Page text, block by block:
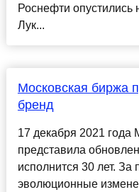
Роснефти опустились
Лук...
Московская биржа
бренд
17 декабря 2021 года
представила
исполнится 30 лет.
эволюционные